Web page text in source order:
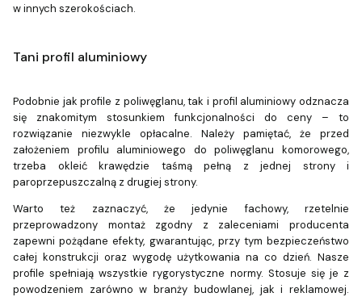
w innych szerokościach.
Tani profil aluminiowy
Podobnie jak profile z poliwęglanu, tak i profil aluminiowy odznacza
się znakomitym stosunkiem funkcjonalności do ceny – to
rozwiązanie niezwykle opłacalne. Należy pamiętać, że przed
założeniem profilu aluminiowego do poliwęglanu komorowego,
trzeba okleić krawędzie taśmą pełną z jednej strony i
paroprzepuszczalną z drugiej strony.
Warto też zaznaczyć, że jedynie fachowy, rzetelnie
przeprowadzony montaż zgodny z zaleceniami producenta
zapewni pożądane efekty, gwarantując, przy tym bezpieczeństwo
całej konstrukcji oraz wygodę użytkowania na co dzień. Nasze
profile spełniają wszystkie rygorystyczne normy. Stosuje się je z
powodzeniem zarówno w branży budowlanej, jak i reklamowej.